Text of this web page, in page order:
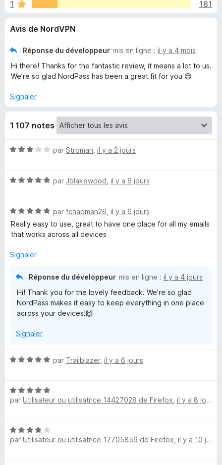
g
r
F
e
f
x
u
e
s
p
o
u
r
N
r
d
P
a
s
s
®
P
a
s
1
181
Avis de NordVPN
Réponse du développeur mis en ligne : il y a 4 mois
Hi there! Thanks for the fantastic review, it means a lot to us.
We’re so glad NordPass has been a great fit for you 😊
Signaler
1 107 notes
N
é
u
r
5
par Stroman il y a 2 jours
N
é
5
s
r
par Jblakewood il y a 6 jours
N
o
t
5
par fchapman26 il y a 6 jours
Really easy to use, great to have one place for all my emails
that works across all devices
Signaler
Réponse du développeur mis en ligne : il y a 4 jours
Hi! Thank you for the lovely feedback. We’re so glad
NordPass makes it easy to keep everything in one place
across your devices!🙌
Signaler
N
é
5
r
5
par Trailblazer, il y a 6 jours
N
o
5
s
par Utilisateur ou utilisatrice 14427028 de Firefox il y a 8 jours
N
o
par Utilisateur ou utilisatrice 17705859 de Firefox il y a 10 jours